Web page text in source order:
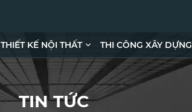
THIẾT KẾ NỘI THẤT THI CÔNG XÂY DỰNG
TIN TỨC